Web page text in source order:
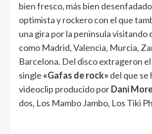
bien fresco, más bien
optimista y rockero con el que
una gira por la peninsula visitando
como Madrid, Valencia, Murcia,
Barcelona. Del disco extrageron el
single «Gafas de rock» del que se
videoclip producido porDani
dos, Los Mambo Jambo, Los Tiki